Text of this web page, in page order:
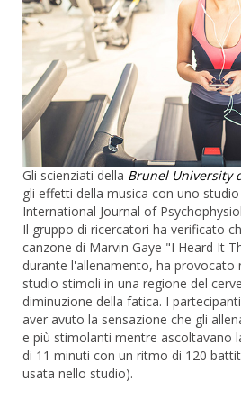
Gli scienziati della Brunel University
gli effetti della musica con uno
International Journal of
Il gruppo di ricercatori ha verificato
canzone di Marvin Gaye "I Heard It
durante l'allenamento, ha provocato
studio stimoli in una regione del
diminuzione della fatica. I
aver avuto la sensazione che gli
e più stimolanti mentre ascoltavano
di 11 minuti con un ritmo di 120
usata nello studio).